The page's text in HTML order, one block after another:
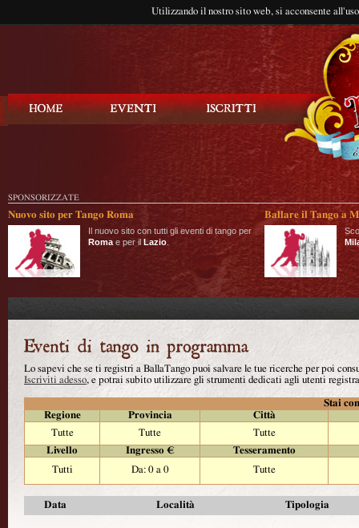
Utilizzando il nostro sito web, si acconsente
SPONSORIZZATE
Nuovo sito per Tango Roma
Il nuovo sito con tutti gli eventi di tango per
Roma e per il Lazio
Ballare il Tango a
Lo sapevi che se ti registri a BallaTango puoi salvare le tue ricerche per poi
Iscriviti adesso, e potrai subito utilizzare gli strumenti dedicati agli utenti
Stai
Regione
Provincia
Città
Tutte
Tutte
Tutte
Livello
Ingresso €
Tesseramento
Tutti
Da: 0 a 0 Tutte
Data Località Tipologia